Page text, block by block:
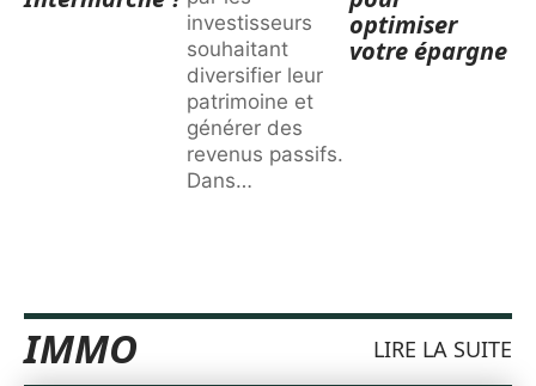
investisseurs
souhaitant
diversifier leur
patrimoine et
générer des
revenus passifs.
Dans…
optimiser
votre épargne
IMMO LIRE LA SUITE